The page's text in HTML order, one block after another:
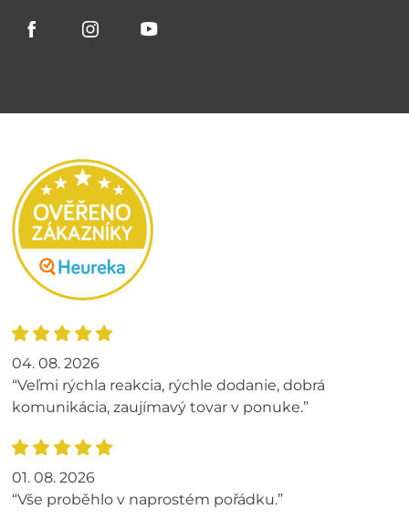
04. 08. 2026
“Veľmi rýchla reakcia, rýchle dodanie, dobrá
komunikácia, zaujímavý tovar v ponuke.”
01. 08. 2026
“Vše proběhlo v naprostém pořádku.”